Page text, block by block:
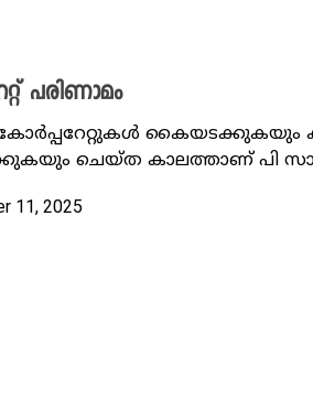
പരിണാമം
കോ‍‍ർപ്പറേറ്റുകൾ
ചെയ്ത കാലത്താണ് പി
11, 2025